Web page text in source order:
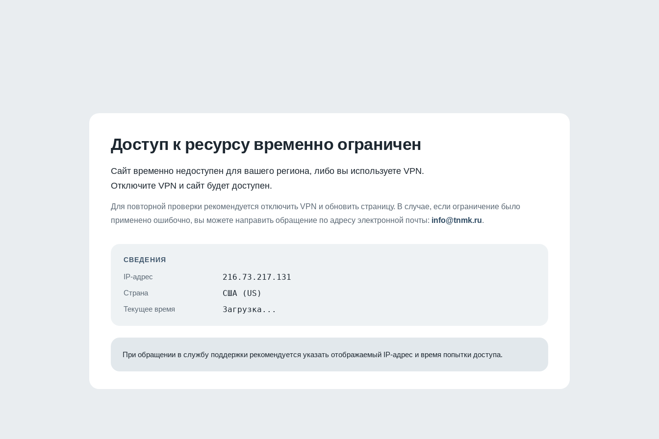
Доступ к ресурсу временно ограничен
Сайт временно недоступен для вашего региона, либо вы используете VPN.
Отключите VPN и сайт будет доступен.
Для повторной проверки рекомендуется отключить VPN и обновить страницу. В случае, если ограничение было
применено ошибочно, вы можете направить обращение по адресу электронной почты: info@tnmk.ru.
СВЕДЕНИЯ
IP-адрес 216.73.217.131
Страна США (US)
Текущее время Загрузка...
При обращении в службу поддержки рекомендуется указать отображаемый IP-адрес и время попытки доступа.